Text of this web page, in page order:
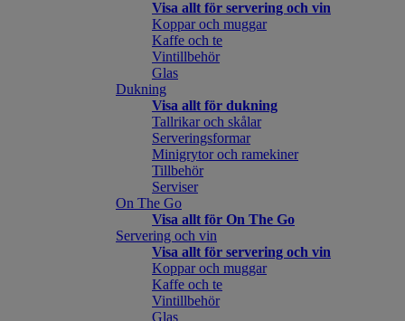
Visa allt för servering och vin
Koppar och muggar
Kaffe och te
Vintillbehör
Glas
Dukning
Visa allt för dukning
Tallrikar och skålar
Serveringsformar
Minigrytor och ramekiner
Tillbehör
Serviser
On The Go
Visa allt för On The Go
Servering och vin
Visa allt för servering och vin
Koppar och muggar
Kaffe och te
Vintillbehör
Glas